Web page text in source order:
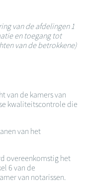
van de afdelingen 1
en toegang tot
van de betrokkene)
van de kamers van
kwaliteitscontrole die
van het
overeenkomstig het
6 van de
van notarissen.